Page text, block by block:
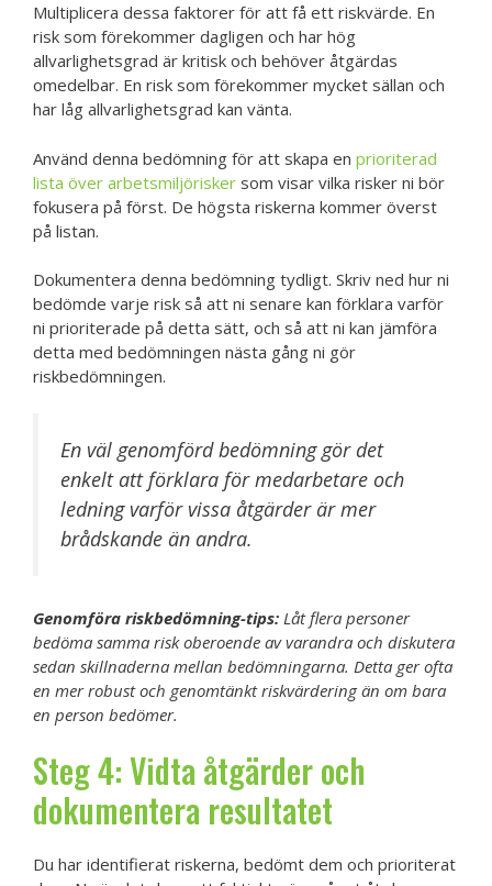
Multiplicera dessa faktorer för att få ett riskvärde. En
risk som förekommer dagligen och har hög
allvarlighetsgrad är kritisk och behöver åtgärdas
omedelbar. En risk som förekommer mycket sällan och
har låg allvarlighetsgrad kan vänta.
Använd denna bedömning för att skapa en prioriterad
lista över arbetsmiljörisker som visar vilka risker ni bör
fokusera på först. De högsta riskerna kommer överst
på listan.
Dokumentera denna bedömning tydligt. Skriv ned hur ni
bedömde varje risk så att ni senare kan förklara varför
ni prioriterade på detta sätt, och så att ni kan jämföra
detta med bedömningen nästa gång ni gör
riskbedömningen.
En väl genomförd bedömning gör det
enkelt att förklara för medarbetare och
ledning varför vissa åtgärder är mer
brådskande än andra.
Genomföra riskbedömning-tips: Låt flera personer
bedöma samma risk oberoende av varandra och diskutera
sedan skillnaderna mellan bedömningarna. Detta ger ofta
en mer robust och genomtänkt riskvärdering än om bara
en person bedömer.
Steg 4: Vidta åtgärder och
dokumentera resultatet
Du har identifierat riskerna, bedömt dem och prioriterat